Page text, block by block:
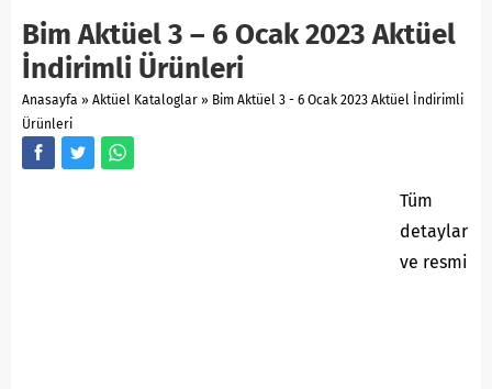
Bim Aktüel 3 – 6 Ocak 2023 Aktüel
İndirimli Ürünleri
Anasayfa » Aktüel Kataloglar » Bim Aktüel 3 - 6 Ocak 2023 Aktüel İndirimli
Ürünleri
Tüm
detaylar
ve resmi